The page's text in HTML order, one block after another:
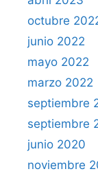
octubre
junio 2022
mayo 2022
marzo 2022
septiembre
septiembre
junio 2020
noviembre